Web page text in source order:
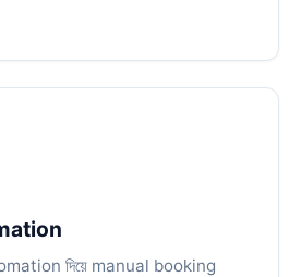
দিয়ে manual booking